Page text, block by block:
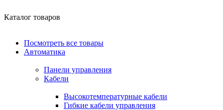
Каталог товаров
Посмотреть все товары
Автоматика
Панели управления
Кабели
Высокотемпературные кабели
Гибкие кабели управления